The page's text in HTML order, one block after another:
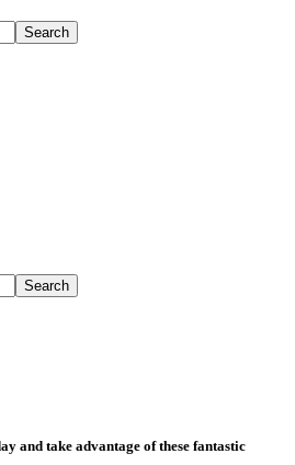
and take advantage of these fantastic